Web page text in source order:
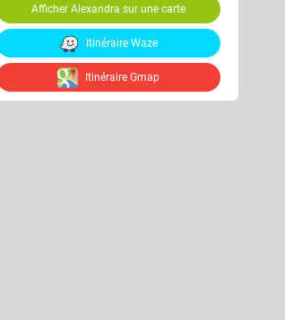
Afficher Alexandra sur une carte
Itinéraire Waze
Itinéraire Gmap